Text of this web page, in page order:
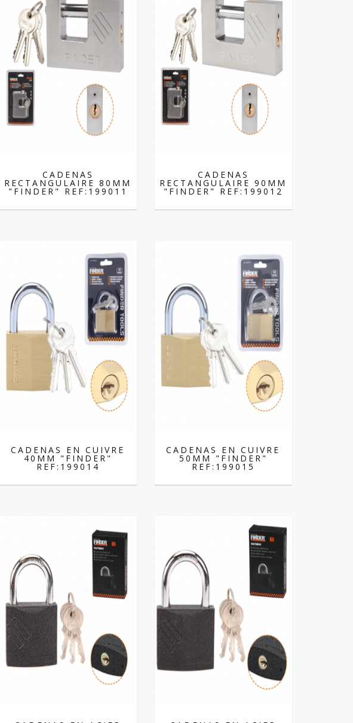
CADENAS
RECTANGULAIRE 80MM
"FINDER" REF:199011
CADENAS
RECTANGULAIRE 90MM
"FINDER" REF:199012
CADENAS EN CUIVRE
40MM "FINDER"
REF:199014
CADENAS EN CUIVRE
50MM "FINDER"
REF:199015